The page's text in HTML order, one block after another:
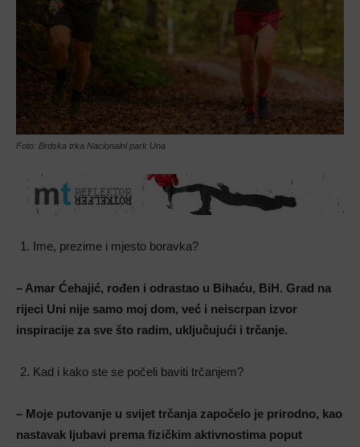
Foto: Brdska trka Nacionalni park Una
Ime, prezime i mjesto boravka?
– Amar Ćehajić, rođen i odrastao u Bihaću, BiH. Grad na
rijeci Uni nije samo moj dom, već i neiscrpan izvor
inspiracije za sve što radim, uključujući i trčanje.
Kad i kako ste se počeli baviti trčanjem?
– Moje putovanje u svijet trčanja započelo je prirodno, kao
nastavak ljubavi prema fizičkim aktivnostima poput